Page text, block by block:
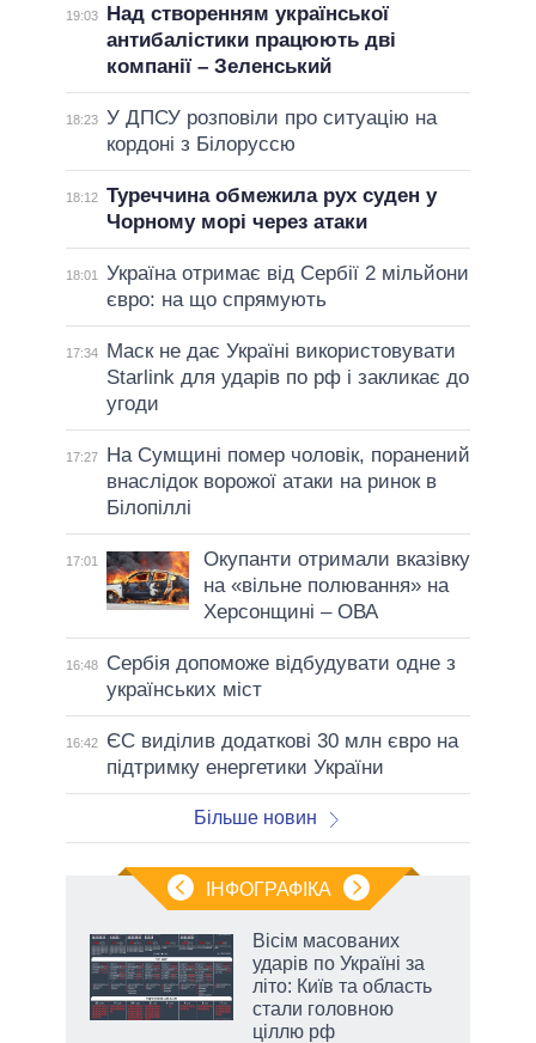
19:03
Над створенням української
антибалістики працюють дві
компанії – Зеленський
18:23 У ДПСУ розповіли про ситуацію на
кордоні з Білоруссю
18:12 Туреччина обмежила рух суден у
Чорному морі через атаки
18:01
Україна отримає від Сербії 2 мільйони
євро: на що спрямують
17:34
Маск не дає Україні використовувати
Starlink для ударів по рф і закликає до
угоди
17:27
На Сумщині помер чоловік, поранений
внаслідок ворожої атаки на ринок в
Білопіллі
17:01
Окупанти отримали вказівку
на «вільне полювання» на
Херсонщині – ОВА
16:48
Сербія допоможе відбудувати одне з
українських міст
16:42
ЄС виділив додаткові 30 млн євро на
підтримку енергетики України
Більше новин
ІНФОГРАФІКА
Вісім масованих
ударів по Україні за
літо: Київ та область
стали головною
ціллю рф